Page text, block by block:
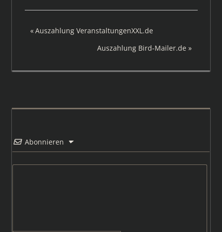
Beitragsnavigation
Vorheriger
Auszahlung VeranstaltungenXXL.de
Nächster
Auszahlung Bird-Mailer.de
Abonnieren